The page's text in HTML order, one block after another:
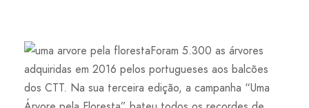
Foram 5.300 as árvores
adquiridas em 2016 pelos portugueses aos balcões
dos CTT. Na sua terceira edição, a campanha “Uma